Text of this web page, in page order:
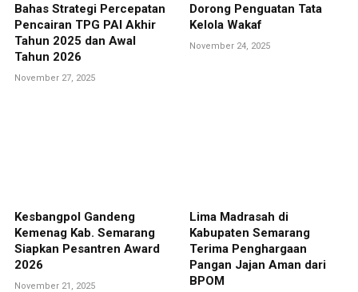
Bahas Strategi Percepatan
Pencairan TPG PAI Akhir
Tahun 2025 dan Awal
Tahun 2026
November 27, 2025
Dorong Penguatan Tata
Kelola Wakaf
November 24, 2025
Kesbangpol Gandeng
Kemenag Kab. Semarang
Siapkan Pesantren Award
2026
November 21, 2025
Lima Madrasah di
Kabupaten Semarang
Terima Penghargaan
Pangan Jajan Aman dari
BPOM